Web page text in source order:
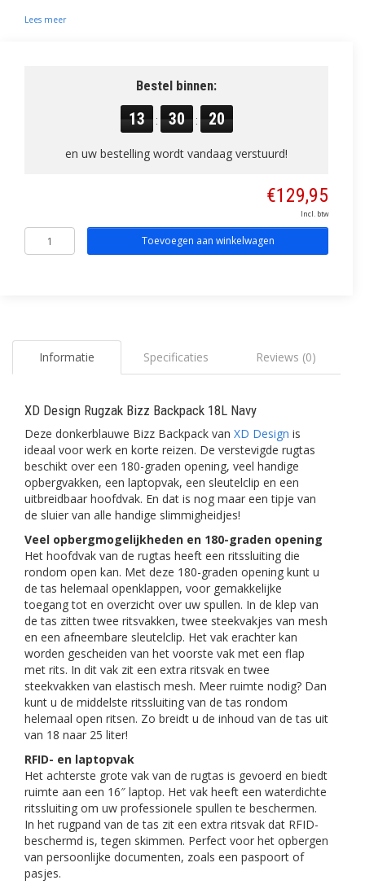
Lees meer
Bestel binnen:
13 : 30 : 20
en uw bestelling wordt vandaag verstuurd!
€129,95
Incl. btw
Toevoegen aan winkelwagen
Informatie Specificaties Reviews (0)
XD Design Rugzak Bizz Backpack 18L Navy
Deze donkerblauwe Bizz Backpack van XD Design is
ideaal voor werk en korte reizen. De verstevigde rugtas
beschikt over een 180-graden opening, veel handige
opbergvakken, een laptopvak, een sleutelclip en een
uitbreidbaar hoofdvak. En dat is nog maar een tipje van
de sluier van alle handige slimmigheidjes!
Veel opbergmogelijkheden en 180-graden opening
Het hoofdvak van de rugtas heeft een ritssluiting die
rondom open kan. Met deze 180-graden opening kunt u
de tas helemaal openklappen, voor gemakkelijke
toegang tot en overzicht over uw spullen. In de klep van
de tas zitten twee ritsvakken, twee steekvakjes van mesh
en een afneembare sleutelclip. Het vak erachter kan
worden gescheiden van het voorste vak met een flap
met rits. In dit vak zit een extra ritsvak en twee
steekvakken van elastisch mesh. Meer ruimte nodig? Dan
kunt u de middelste ritssluiting van de tas rondom
helemaal open ritsen. Zo breidt u de inhoud van de tas uit
van 18 naar 25 liter!
RFID- en laptopvak
Het achterste grote vak van de rugtas is gevoerd en biedt
ruimte aan een 16″ laptop. Het vak heeft een waterdichte
ritssluiting om uw professionele spullen te beschermen.
In het rugpand van de tas zit een extra ritsvak dat RFID-
beschermd is, tegen skimmen. Perfect voor het opbergen
van persoonlijke documenten, zoals een paspoort of
pasjes.